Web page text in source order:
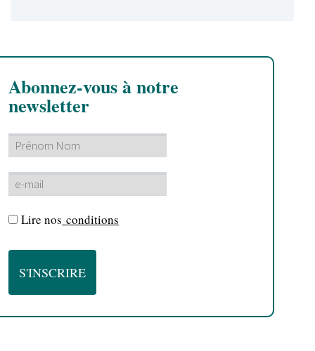
Abonnez-vous à notre
newsletter
Lire nos conditions